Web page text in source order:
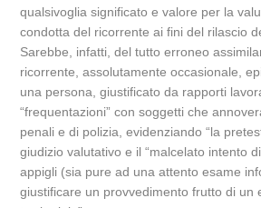
qualsivoglia significato e valore per la
condotta del ricorrente ai fini del rilascio
Sarebbe, infatti, del tutto erroneo
ricorrente, assolutamente occasionale,
una persona, giustificato da rapporti
“frequentazioni” con soggetti che
penali e di polizia, evidenziando “la
giudizio valutativo e il “malcelato intento
appigli (sia pure ad una attento esame
giustificare un provvedimento frutto di un